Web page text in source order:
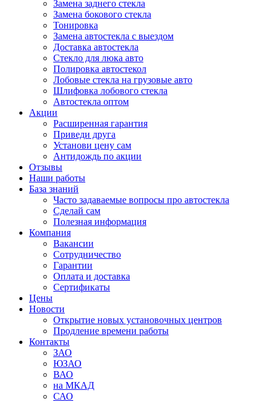
Замена заднего стекла
Замена бокового стекла
Тонировка
Замена автостекла с выездом
Доставка автостекла
Стекло для люка авто
Полировка автостекол
Лобовые стекла на грузовые авто
Шлифовка лобового стекла
Автостекла оптом
Акции
Расширенная гарантия
Приведи друга
Установи цену сам
Антидождь по акции
Отзывы
Наши работы
База знаний
Часто задаваемые вопросы про автостекла
Сделай сам
Полезная информация
Компания
Вакансии
Сотрудничество
Гарантии
Оплата и доставка
Сертификаты
Цены
Новости
Открытие новых установочных центров
Продление времени работы
Контакты
ЗАО
ЮЗАО
ВАО
на МКАД
САО